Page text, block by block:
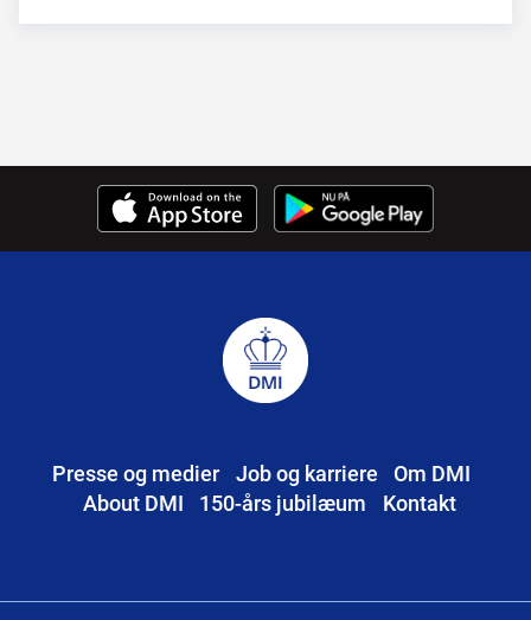
Presse og medier Job og karriere
Om DMI
About DMI
150-års jubilæum Kontakt